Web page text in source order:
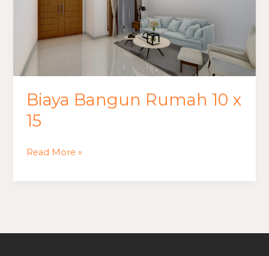
Biaya Bangun Rumah 10 x
15
Read More »